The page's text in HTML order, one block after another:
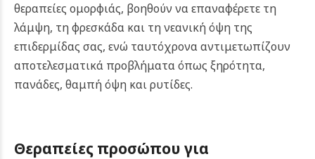
θεραπείες ομορφιάς, βοηθούν να επαναφέρετε τη
λάμψη, τη φρεσκάδα και τη νεανική όψη της
επιδερμίδας σας, ενώ ταυτόχρονα αντιμετωπίζουν
αποτελεσματικά προβλήματα όπως ξηρότητα,
πανάδες, θαμπή όψη και ρυτίδες.
Θεραπείες προσώπου για